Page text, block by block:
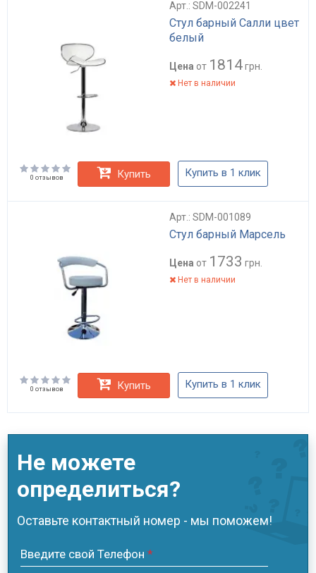
Арт.: SDM-002241
Стул барный Салли цвет
белый
Цена от 1814грн.
Нет в наличии
0 отзывов Купить Купить в 1 клик
Арт.: SDM-001089
Стул барный Марсель
Цена от 1733 грн.
Нет в наличии
0 отзывов Купить Купить в 1 клик
Не можете
определиться?
Оставьте контактный номер - мы поможем!
Введите свой Телефон *